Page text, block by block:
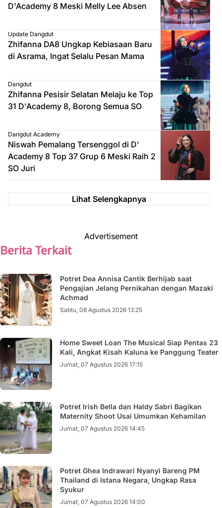
D'Academy 8 Meski Melly Lee Absen
Update Dangdut
Zhifanna DA8 Ungkap Kebiasaan Baru
di Asrama, Ingat Selalu Pesan Mama
Dangdut
Zhifanna Pesisir Selatan Melaju ke Top
31 D'Academy 8, Borong Semua SO
Dangdut Academy
Niswah Pemalang Tersenggol di D'
Academy 8 Top 37 Grup 6 Meski Raih 2
SO Juri
Lihat Selengkapnya
Advertisement
Berita Terkait
Potret Dea Annisa Cantik Berhijab saat
Pengajian Jelang Pernikahan dengan Mazaki
Achmad
Sabtu, 08 Agustus 2026 13:25
Home Sweet Loan The Musical Siap Pentas 23
Kali, Angkat Kisah Kaluna ke Panggung Teater
Jumat, 07 Agustus 2026 17:15
Potret Irish Bella dan Haldy Sabri Bagikan
Maternity Shoot Usai Umumkan Kehamilan
Jumat, 07 Agustus 2026 14:45
Potret Ghea Indrawari Nyanyi Bareng PM
Thailand di Istana Negara, Ungkap Rasa
Syukur
Jumat, 07 Agustus 2026 14:00